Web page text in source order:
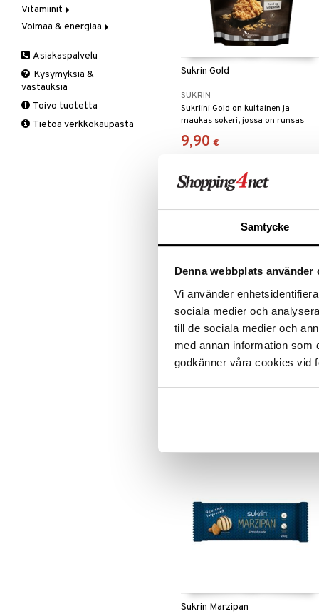
Samtycke
Denna webbplats använder
Vi använder
sociala medier och
till de sociala medier och
med annan information som
godkänner våra cookies vid
Sukrin Gold
SUKRIN
Sukriini Gold on kultainen ja
maukas sokeri, jossa on runsas
maku.
9,90 €
Sukrin Stevia Drops Dark
Chocolate
SUKRIN
suklaan maulla.
Sukrin Marzipan
Verisuonia vahvistavat
Kivunlievitys
Muuta
Juomat
Kuidut
Ruuansulatus
Suolisto
C-vitamiini
Estävä & helpottava
Muut
Valkosipuli
Yskään
Vitamiinit
A, D, E & K
B-vitamiinit
C-vitamiinit
Miehet
Multimineraalit
Voimaa & energiaa
Muut
Q-10
Schizandra
Suorituskyky
Asiakaspalvelu
Kysymyksiä &
vastauksia
Toivo tuotetta
Tietoa verkkokaupasta